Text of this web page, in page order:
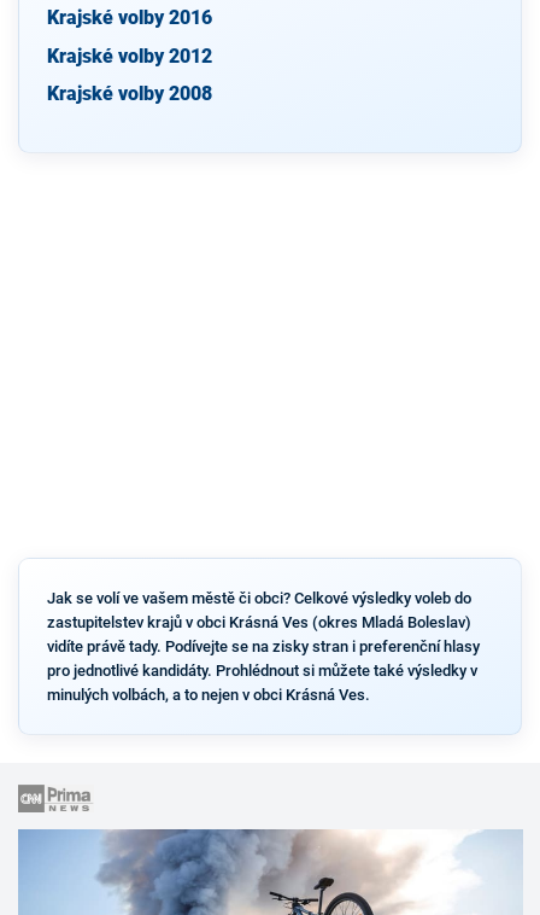
Krajské volby 2016
Krajské volby 2012
Krajské volby 2008
Jak se volí ve vašem městě či obci? Celkové výsledky voleb do
zastupitelstev krajů v obci Krásná Ves (okres Mladá Boleslav)
vidíte právě tady. Podívejte se na zisky stran i preferenční hlasy
pro jednotlivé kandidáty. Prohlédnout si můžete také výsledky v
minulých volbách, a to nejen v obci Krásná Ves.